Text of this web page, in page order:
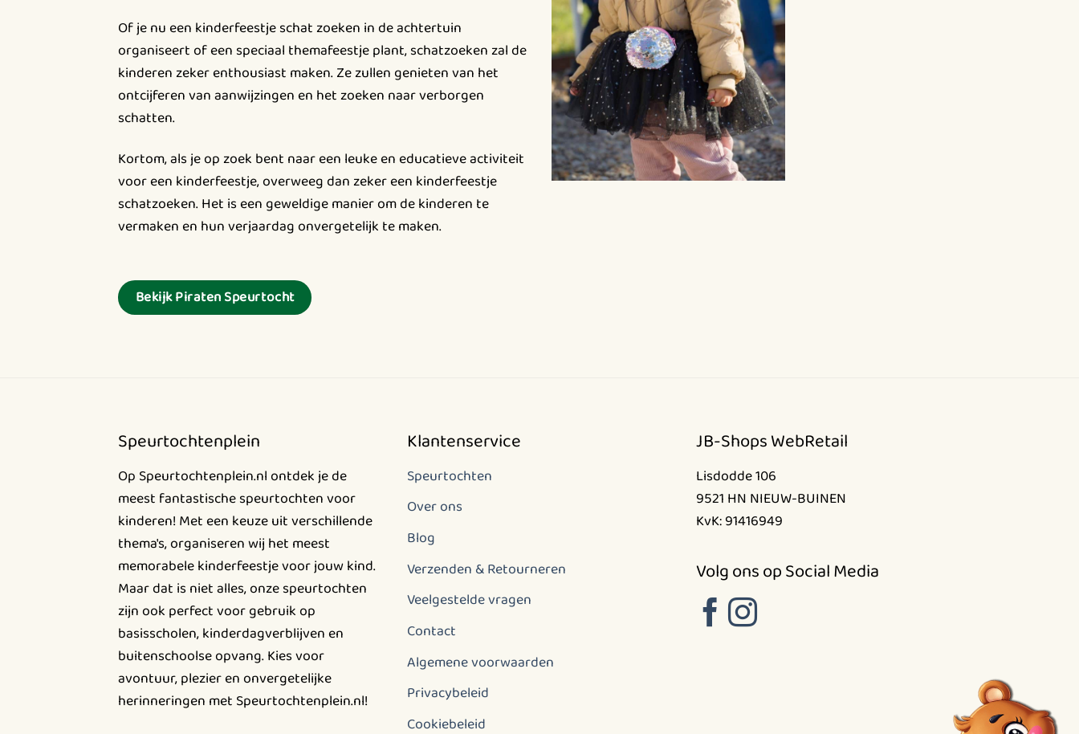
Of je nu een kinderfeestje schat zoeken in de achtertuin
organiseert of een speciaal themafeestje plant, schatzoeken zal de
kinderen zeker enthousiast maken. Ze zullen genieten van het
ontcijferen van aanwijzingen en het zoeken naar verborgen
schatten.
Kortom, als je op zoek bent naar een leuke en educatieve activiteit
voor een kinderfeestje, overweeg dan zeker een kinderfeestje
schatzoeken. Het is een geweldige manier om de kinderen te
vermaken en hun verjaardag onvergetelijk te maken.
Bekijk Piraten Speurtocht
Speurtochtenplein
Op Speurtochtenplein.nl ontdek je de
meest fantastische speurtochten voor
kinderen! Met een keuze uit verschillende
thema's, organiseren wij het meest
memorabele kinderfeestje voor jouw kind.
Maar dat is niet alles, onze speurtochten
zijn ook perfect voor gebruik op
basisscholen, kinderdagverblijven en
buitenschoolse opvang. Kies voor
avontuur, plezier en onvergetelijke
herinneringen met Speurtochtenplein.nl!
Klantenservice
Speurtochten
Over ons
Blog
Verzenden & Retourneren
Veelgestelde vragen
Contact
Algemene voorwaarden
Privacybeleid
Cookiebeleid
JB-Shops WebRetail
Lisdodde 106
9521 HN NIEUW-BUINEN
KvK: 91416949
Volg ons op Social Media